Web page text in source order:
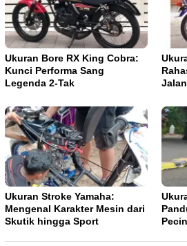
Ukuran Bore RX King Cobra:
Kunci Performa Sang
Legenda 2-Tak
Ukuran Stroke Yamaha:
Mengenal Karakter Mesin dari
Skutik hingga Sport